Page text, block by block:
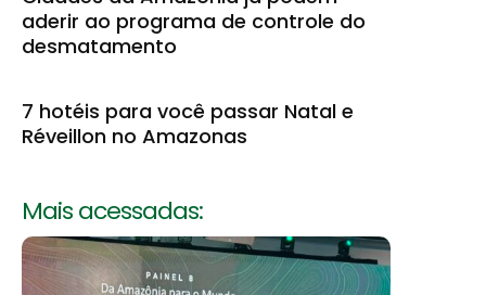
aderir ao programa de controle do
desmatamento
7 hotéis para você passar Natal e
Réveillon no Amazonas
Mais acessadas: